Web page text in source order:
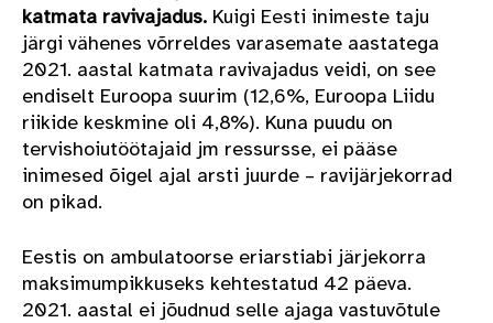
katmata ravivajadus. Kuigi Eesti inimeste taju
järgi vähenes võrreldes varasemate aastatega
2021. aastal katmata ravivajadus veidi, on see
endiselt Euroopa suurim (12,6%, Euroopa Liidu
riikide keskmine oli 4,8%). Kuna puudu on
tervishoiutöötajaid jm ressursse, ei pääse
inimesed õigel ajal arsti juurde – ravijärjekorrad
on pikad.
Eestis on ambulatoorse eriarstiabi järjekorra
maksimumpikkuseks kehtestatud 42 päeva.
2021. aastal ei jõudnud selle ajaga vastuvõtule